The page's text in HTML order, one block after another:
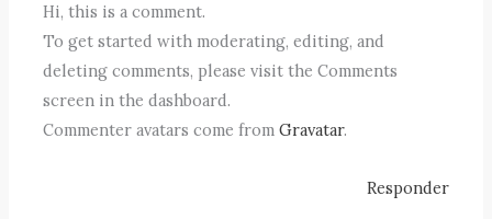
Hi, this is a comment.
To get started with moderating, editing, and
deleting comments, please visit the Comments
screen in the dashboard.
Commenter avatars come fromGravatar.
Responder